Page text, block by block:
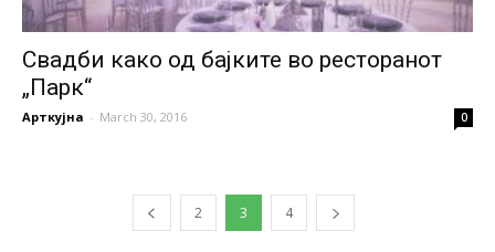
Свадби како од бајките во ресторанот
„Парк“
Арткујна - March 30, 2016 0
2 3 4